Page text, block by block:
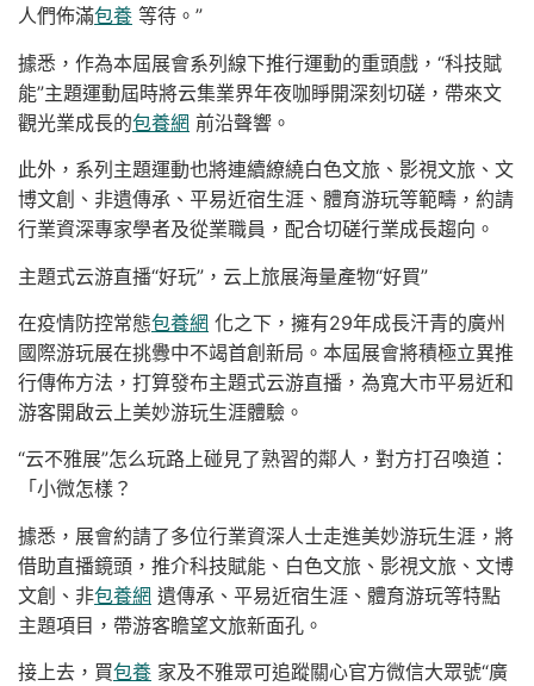
人們佈滿包養 等待。”
據悉，作為本屆展會系列線下推行運動的重頭戲，“科技賦
能”主題運動屆時將云集業界年夜咖睜開深刻切磋，帶來文
觀光業成長的包養網 前沿聲響。
此外，系列主題運動也將連續繚繞白色文旅、影視文旅、文
博文創、非遺傳承、平易近宿生涯、體育游玩等範疇，約請
行業資深專家學者及從業職員，配合切磋行業成長趨向。
主題式云游直播“好玩”，云上旅展海量產物“好買”
在疫情防控常態包養網 化之下，擁有29年成長汗青的廣州
國際游玩展在挑釁中不竭首創新局。本屆展會將積極立異推
行傳佈方法，打算發布主題式云游直播，為寬大市平易近和
游客開啟云上美妙游玩生涯體驗。
“云不雅展”怎么玩路上碰見了熟習的鄰人，對方打召喚道：
「小微怎樣？
據悉，展會約請了多位行業資深人士走進美妙游玩生涯，將
借助直播鏡頭，推介科技賦能、白色文旅、影視文旅、文博
文創、非包養網 遺傳承、平易近宿生涯、體育游玩等特點
主題項目，帶游客瞻望文旅新面孔。
接上去，買包養 家及不雅眾可追蹤關心官方微信大眾號“廣